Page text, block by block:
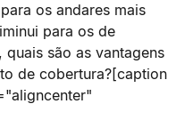
os andares mais
para os de
são as vantagens
de cobertura?[caption